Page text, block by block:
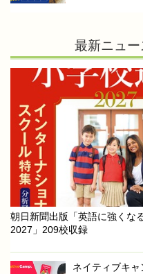
最新ニュー
朝日新聞出版「英語に強くな
2027」209校収録
ネイティブキ